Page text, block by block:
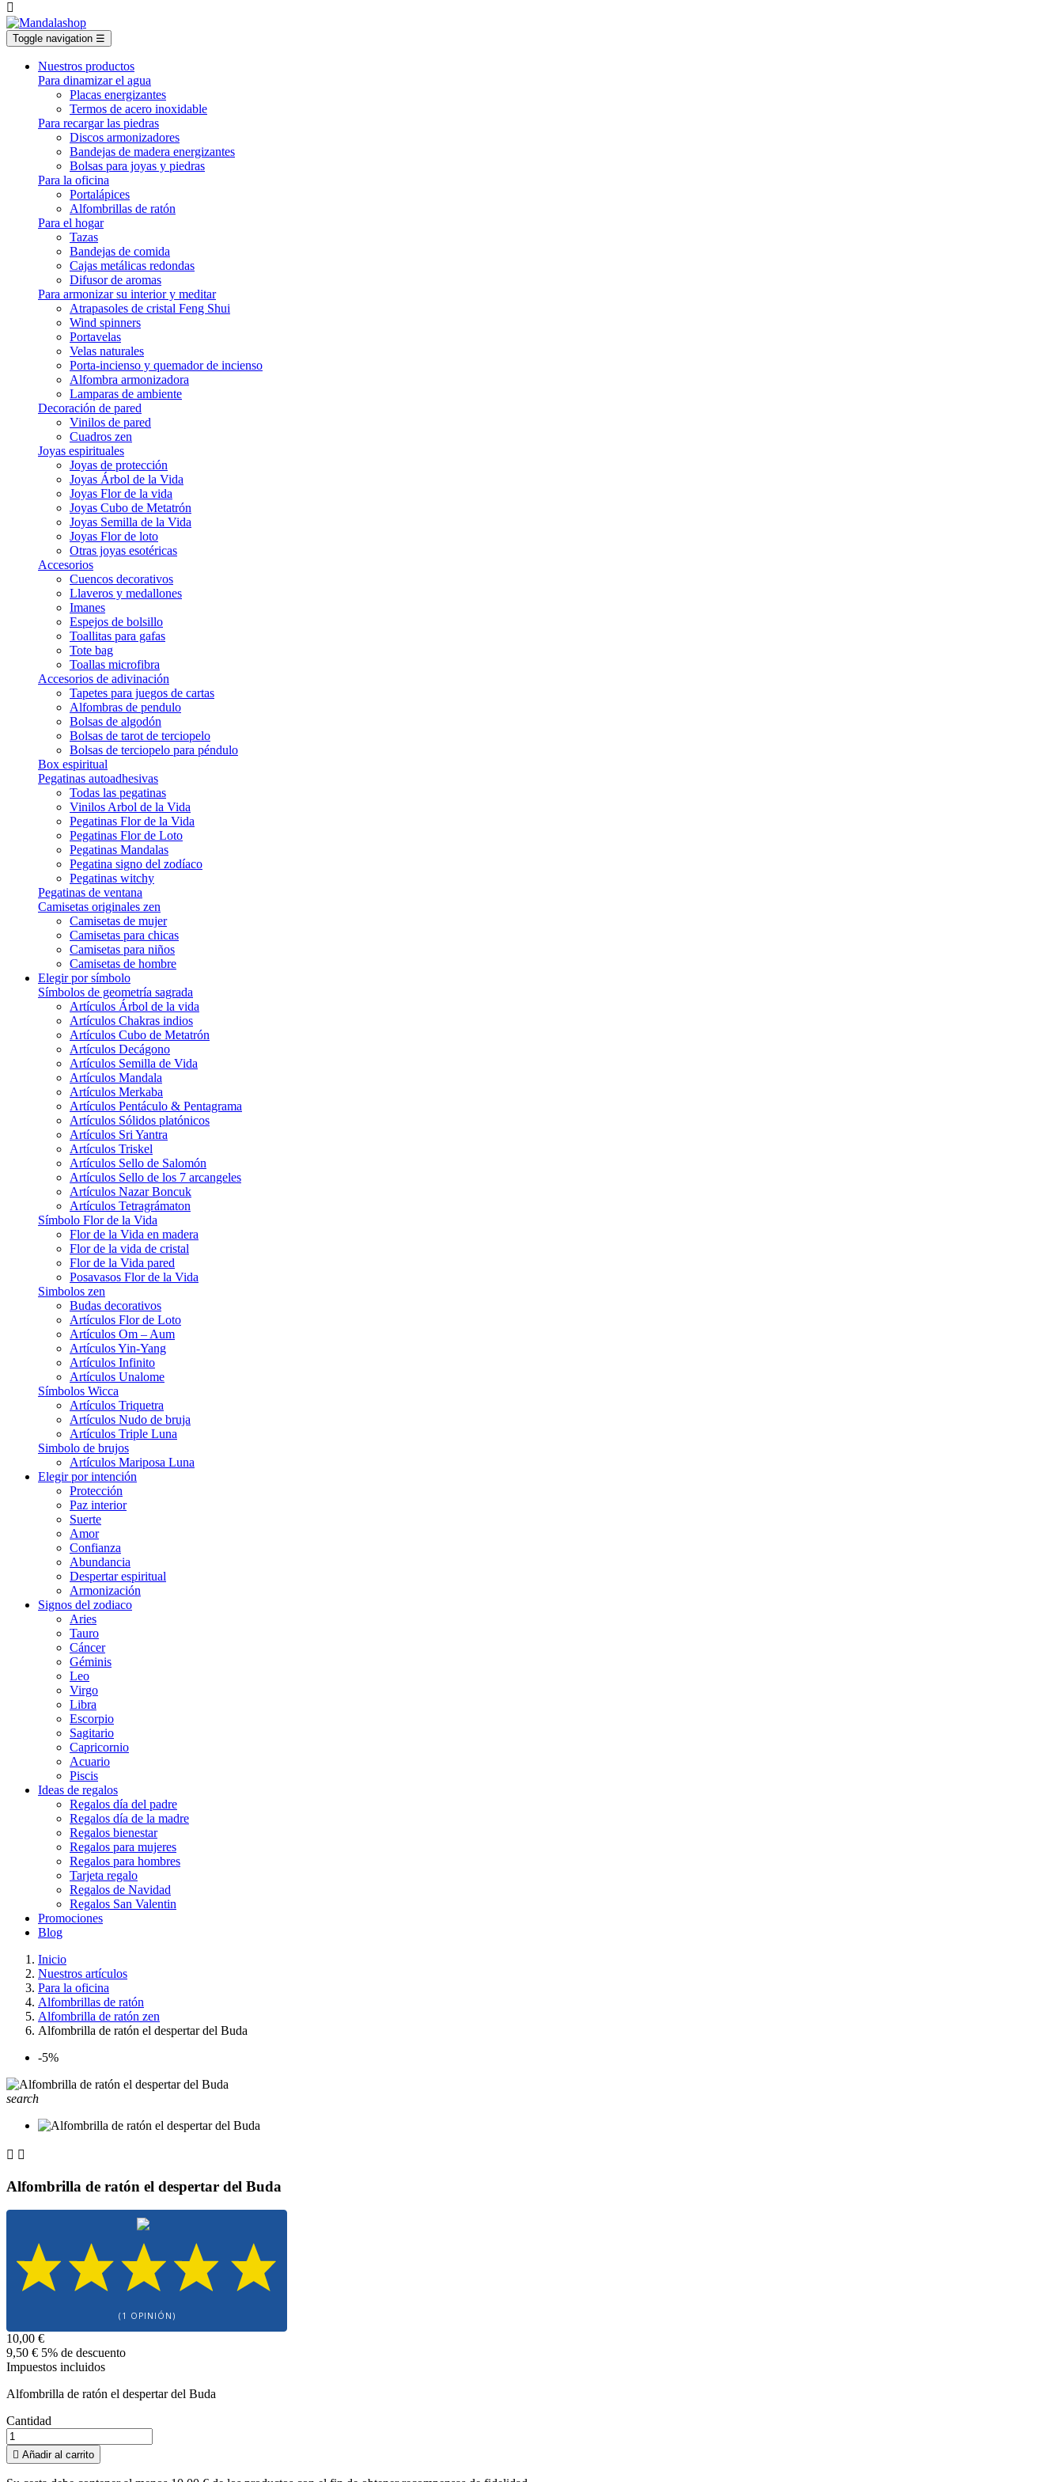

Toggle navigation ☰
Nuestros productos
Para dinamizar el agua
Placas energizantes
Termos de acero inoxidable
Para recargar las piedras
Discos armonizadores
Bandejas de madera energizantes
Bolsas para joyas y piedras
Para la oficina
Portalápices
Alfombrillas de ratón
Para el hogar
Tazas
Bandejas de comida
Cajas metálicas redondas
Difusor de aromas
Para armonizar su interior y meditar
Atrapasoles de cristal Feng Shui
Wind spinners
Portavelas
Velas naturales
Porta-incienso y quemador de incienso
Alfombra armonizadora
Lamparas de ambiente
Decoración de pared
Vinilos de pared
Cuadros zen
Joyas espirituales
Joyas de protección
Joyas Árbol de la Vida
Joyas Flor de la vida
Joyas Cubo de Metatrón
Joyas Semilla de la Vida
Joyas Flor de loto
Otras joyas esotéricas
Accesorios
Cuencos decorativos
Llaveros y medallones
Imanes
Espejos de bolsillo
Toallitas para gafas
Tote bag
Toallas microfibra
Accesorios de adivinación
Tapetes para juegos de cartas
Alfombras de pendulo
Bolsas de algodón
Bolsas de tarot de terciopelo
Bolsas de terciopelo para péndulo
Box espiritual
Pegatinas autoadhesivas
Todas las pegatinas
Vinilos Arbol de la Vida
Pegatinas Flor de la Vida
Pegatinas Flor de Loto
Pegatinas Mandalas
Pegatina signo del zodíaco
Pegatinas witchy
Pegatinas de ventana
Camisetas originales zen
Camisetas de mujer
Camisetas para chicas
Camisetas para niños
Camisetas de hombre
Elegir por símbolo
Símbolos de geometría sagrada
Artículos Árbol de la vida
Artículos Chakras indios
Artículos Cubo de Metatrón
Artículos Decágono
Artículos Semilla de Vida
Artículos Mandala
Artículos Merkaba
Artículos Pentáculo & Pentagrama
Artículos Sólidos platónicos
Artículos Sri Yantra
Artículos Triskel
Artículos Sello de Salomón
Artículos Sello de los 7 arcangeles
Artículos Nazar Boncuk
Artículos Tetragrámaton
Símbolo Flor de la Vida
Flor de la Vida en madera
Flor de la vida de cristal
Flor de la Vida pared
Posavasos Flor de la Vida
Simbolos zen
Budas decorativos
Artículos Flor de Loto
Artículos Om – Aum
Artículos Yin-Yang
Artículos Infinito
Artículos Unalome
Símbolos Wicca
Artículos Triquetra
Artículos Nudo de bruja
Artículos Triple Luna
Simbolo de brujos
Artículos Mariposa Luna
Elegir por intención
Protección
Paz interior
Suerte
Amor
Confianza
Abundancia
Despertar espiritual
Armonización
Signos del zodiaco
Aries
Tauro
Cáncer
Géminis
Leo
Virgo
Libra
Escorpio
Sagitario
Capricornio
Acuario
Piscis
Ideas de regalos
Regalos día del padre
Regalos día de la madre
Regalos bienestar
Regalos para mujeres
Regalos para hombres
Tarjeta regalo
Regalos de Navidad
Regalos San Valentin
Promociones
Blog
Inicio
Nuestros artículos
Para la oficina
Alfombrillas de ratón
Alfombrilla de ratón zen
Alfombrilla de ratón el despertar del Buda
-5%
search
 
Alfombrilla de ratón el despertar del Buda
(1 OPINIÓN)
10,00 €
9,50 € 5% de descuento
Impuestos incluidos
Alfombrilla de ratón el despertar del Buda
Cantidad
 Añadir al carrito